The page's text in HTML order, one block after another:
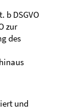
b DSGVO
zur
des
und